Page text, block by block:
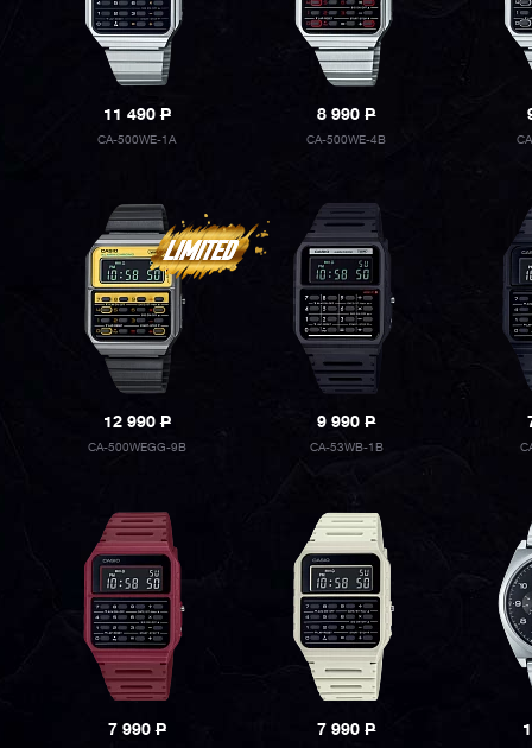
11 490P
CA-500WE-1A
8 990P
CA-500WE-4B
12 990P
CA-500WEGG-9B
9 990P
CA-53WB-1B
7 990P 7 990P